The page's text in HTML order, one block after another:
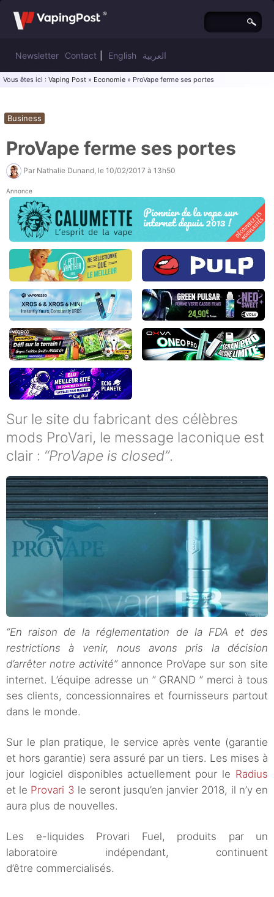
Newsletter Contact English العربية
Vous êtes ici : Vaping Post » Economie » ProVape ferme ses portes
Business
ProVape ferme ses portes
Par Nathalie Dunand , le 10/02/2017 à 13h50
Annonce
Sur le site du fabricant des célèbres
mods ProVari, le message laconique est
clair : “ProVape is closed”.
“En raison de la réglementation de la FDA et des
restrictions à venir, nous avons pris la décision
d’arrêter notre activité”annonce ProVape sur son site
internet. L’équipe adresse un ” GRAND ” merci à tous
ses clients, concessionnaires et fournisseurs partout
dans le monde.
Sur le plan pratique, le service après vente (garantie
et hors garantie) sera assuré par un tiers. Les mises à
jour logiciel disponibles actuellement pour le Radius
et le Provari 3 le seront jusqu’en janvier 2018, il n’y en
aura plus de nouvelles.
Les e-liquides Provari Fuel, produits par un
laboratoire indépendant, continuent
d’être commercialisés.